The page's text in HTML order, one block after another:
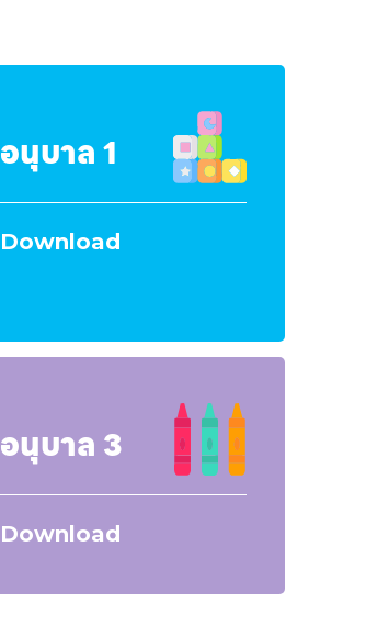
อนุบาล 1
Download
อนุบาล 3
Download